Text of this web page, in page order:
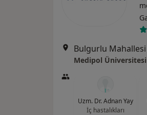
Medipol Üniversitesi
Uzm. Dr. Adnan Yay
İç hastalıkları